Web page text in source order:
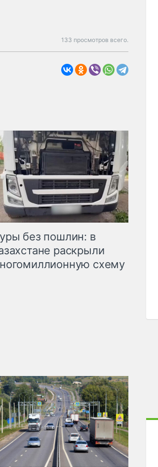
133 просмотров всего.
без пошлин: в
раскрыли
схему